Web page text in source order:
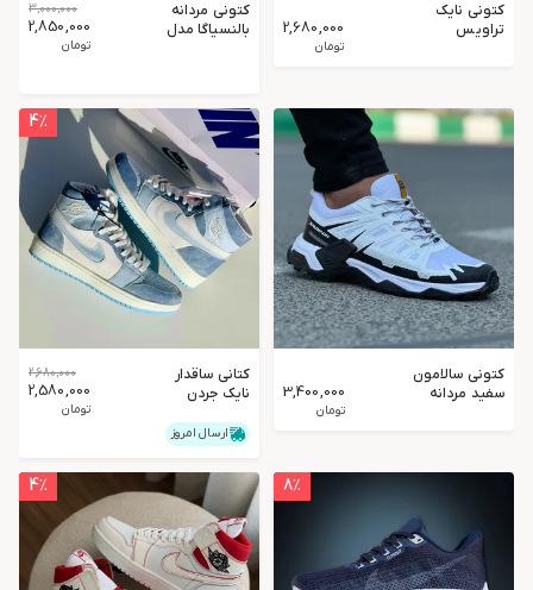
کتونی نایک
تراویس
2,680,000
تومان
کتونی مردانه
بالنسیاگا مدل
3,000,000
2,850,000
تومان
کتونی سالامون
سفید مردانه
3,400,000
تومان
4٪
کتانی ساقدار
نایک جردن
2,680,000
2,580,000
تومان
ارسال امروز
8٪ 4٪